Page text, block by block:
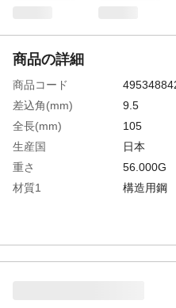
商品の詳細
商品コード
差込角(mm)
9.5
全長(mm)
105
生産国
日本
重さ
56.000G
材質1
構造用鋼